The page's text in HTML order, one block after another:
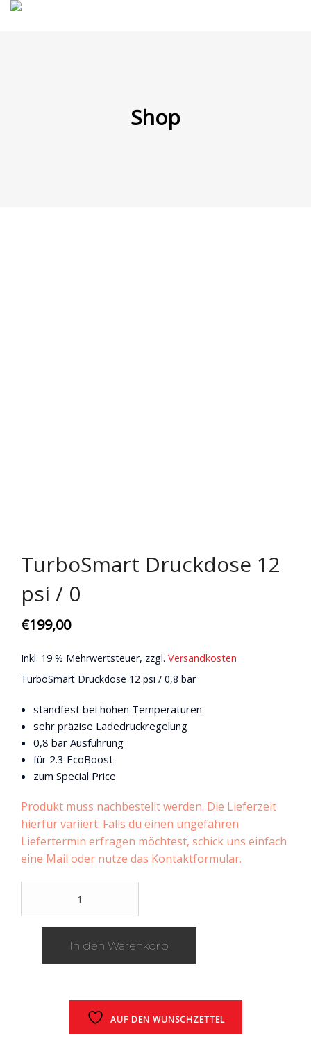
Shop
TurboSmart Druckdose 12
psi / 0
€199,00
Inkl. 19 % Mehrwertsteuer, zzgl. Versandkosten
TurboSmart Druckdose 12 psi / 0,8 bar
standfest bei hohen Temperaturen
sehr präzise Ladedruckregelung
0,8 bar Ausführung
für 2.3 EcoBoost
zum Special Price
Produkt muss nachbestellt werden. Die Lieferzeit
hierfür variiert. Falls du einen ungefähren
Liefertermin erfragen möchtest, schick uns einfach
eine Mail oder nutze das Kontaktformular.
12
In den Warenkorb
AUF DEN WUNSCHZETTEL